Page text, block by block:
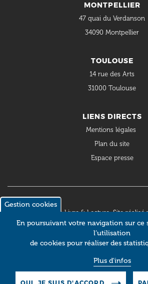
MONTPELLIER
47 quai du Verdanson
34090 Montpellier
TOULOUSE
14 rue des Arts
31000 Toulouse
LIENS DIRECTS
Mentions légales
Plan du site
Espace presse
© 2018 Occitanie Livre & Lecture. Site
Gestion cookies
En poursuivant votre navigation sur ce
l’utilisation
de cookies pour réaliser des
Plus d'infos